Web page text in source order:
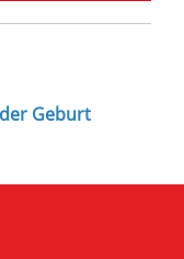
Geburt